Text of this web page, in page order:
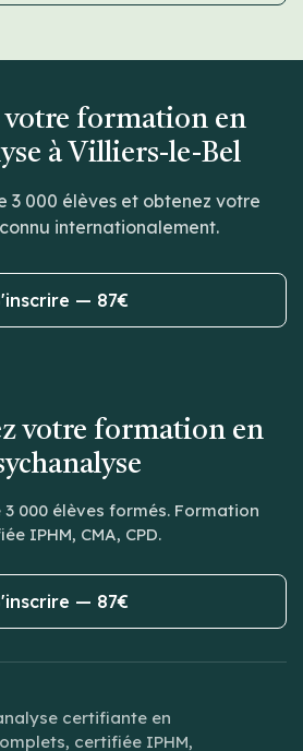
votre formation en
à Villiers-le-Bel
3 000 élèves et obtenez votre
internationalement.
— 87€
votre formation en
3 000 élèves formés. Formation
IPHM, CMA, CPD.
— 87€
certifiante en
certifiée IPHM,